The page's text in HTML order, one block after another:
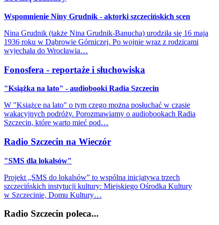
Wspomnienie Niny Grudnik - aktorki szczecińskich scen
Nina Grudnik (także Nina Grudnik-Banucha) urodziła się 16 maja
1936 roku w Dąbrowie Górniczej. Po wojnie wraz z rodzicami
wyjechała do Wrocławia…
Fonosfera - reportaże i słuchowiska
"Książka na lato" - audiobooki Radia Szczecin
W "Książce na lato" o tym czego można posłuchać w czasie
wakacyjnych podróży. Porozmawiamy o audiobookach Radia
Szczecin, które warto mieć pod…
Radio Szczecin na Wieczór
"SMS dla lokalsów"
Projekt „SMS do lokalsów” to wspólna inicjatywa trzech
szczecińskich instytucji kultury: Miejskiego Ośrodka Kultury
w Szczecinie, Domu Kultury…
Radio Szczecin poleca...